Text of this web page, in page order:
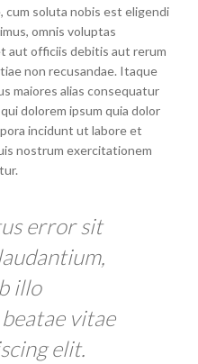
cum soluta nobis est eligendi
omnis voluptas
aut officiis debitis aut rerum
non recusandae. Itaque
maiores alias consequatur
dolorem ipsum quia dolor
incidunt ut labore et
nostrum exercitationem
error sit
illo
vitae
elit.